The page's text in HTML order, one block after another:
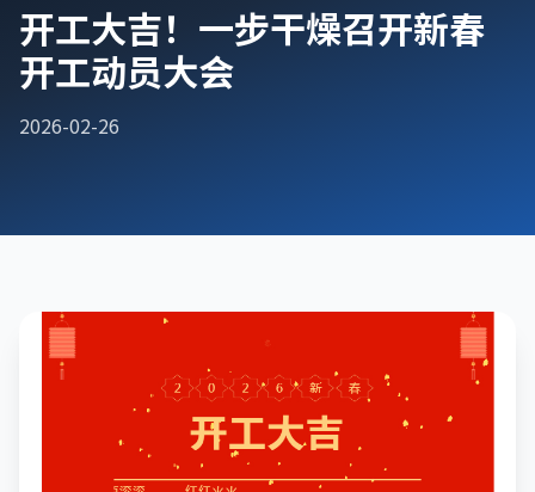
开工大吉！一步干燥召开新春
开工动员大会
2026-02-26